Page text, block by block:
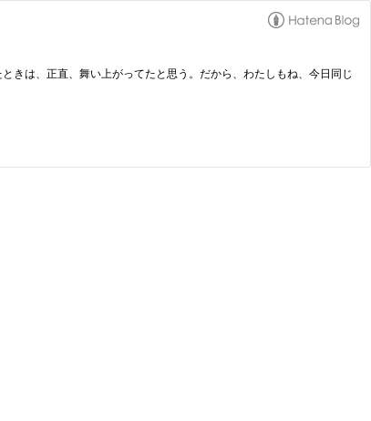
きは、正直、舞い上がってたと思う。だから、わたしもね、今日同じ